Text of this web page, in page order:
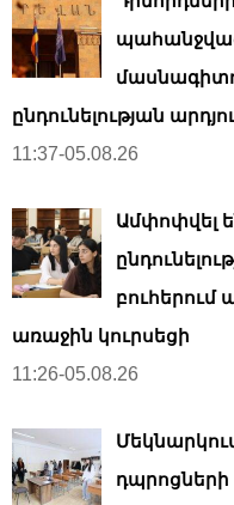
ընդունելության
11:37-05.08.26
Ամփոփվել
բուհերում
առաջին կուրսեցի
11:26-05.08.26